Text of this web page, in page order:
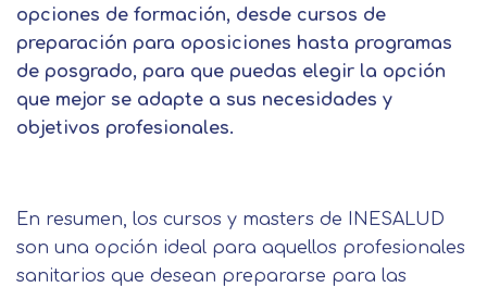
opciones de formación, desde cursos de
preparación para oposiciones hasta programas
de posgrado, para que puedas elegir la opción
que mejor se adapte a sus necesidades y
objetivos profesionales.
En resumen, los cursos y masters de INESALUD
son una opción ideal para aquellos profesionales
sanitarios que desean prepararse para las